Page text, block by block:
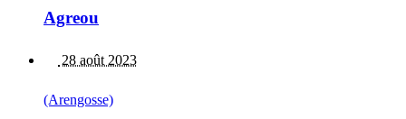
Agreou
28 août 2023
(Arengosse)